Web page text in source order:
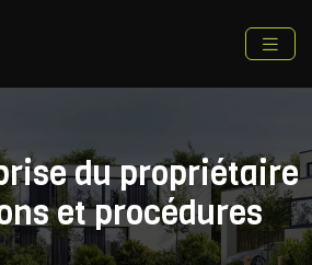
du propriétaire
et procédures